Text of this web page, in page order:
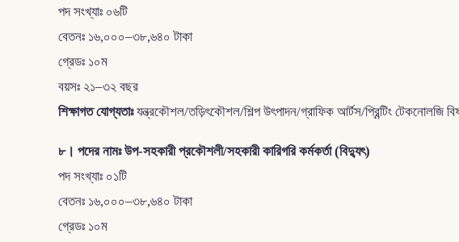
পদ সংখ্যাঃ ০৬টি
বেতনঃ ১৬,০০০–৩৮,৬৪০ টাকা
গ্রেডঃ ১০ম
বয়সঃ ২১–৩২ বছর
শিক্ষাগত যোগ্যতাঃযন্ত্রকৌশল/তড়িৎকৌশল/শিল্প উৎপাদন/গ্রাফিক আর্টস/প্রিন্টিং টেকনোলজি
৮। পদের নামঃ উপ-সহকারী প্রকৌশলী/সহকারী কারিগরি কর্মকর্তা (বিদ্যুৎ)
পদ সংখ্যাঃ ০১টি
বেতনঃ ১৬,০০০–৩৮,৬৪০ টাকা
গ্রেডঃ ১০ম